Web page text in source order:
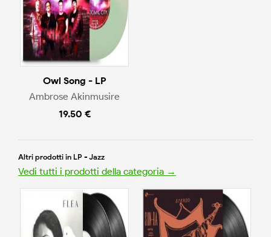
Owl Song - LP
Ambrose Akinmusire
19.50 €
Altri prodotti in LP - Jazz
Vedi tutti i prodotti della categoria →